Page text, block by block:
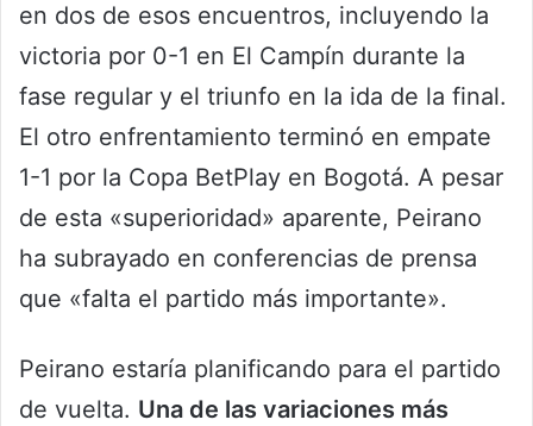
en dos de esos encuentros, incluyendo la
victoria por 0-1 en El Campín durante la
fase regular y el triunfo en la ida de la final.
El otro enfrentamiento terminó en empate
1-1 por la Copa BetPlay en Bogotá. A pesar
de esta «superioridad» aparente, Peirano
ha subrayado en conferencias de prensa
que «falta el partido más importante».
Peirano estaría planificando para el partido
de vuelta. Una de las variaciones más